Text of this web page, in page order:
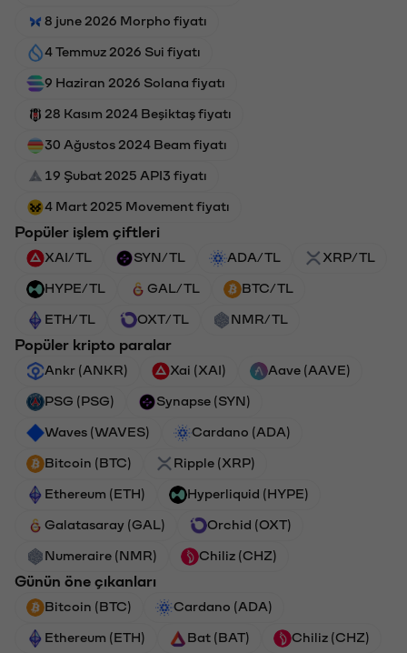
8 june 2026 Morpho fiyatı
4 Temmuz 2026 Sui fiyatı
9 Haziran 2026 Solana fiyatı
28 Kasım 2024 Beşiktaş fiyatı
30 Ağustos 2024 Beam fiyatı
19 Şubat 2025 API3 fiyatı
4 Mart 2025 Movement fiyatı
Popüler işlem çiftleri
XAI/TL SYN/TL ADA/TL XRP/TL
HYPE/TL GAL/TL BTC/TL
ETH/TL OXT/TL NMR/TL
Popüler kripto paralar
Ankr (ANKR) Xai (XAI) Aave (AAVE)
PSG (PSG) Synapse (SYN)
Waves (WAVES) Cardano (ADA)
Bitcoin (BTC) Ripple (XRP)
Ethereum (ETH) Hyperliquid (HYPE)
Galatasaray (GAL) Orchid (OXT)
Numeraire (NMR) Chiliz (CHZ)
Günün öne çıkanları
Bitcoin (BTC) Cardano (ADA)
Ethereum (ETH) Bat (BAT) Chiliz (CHZ)